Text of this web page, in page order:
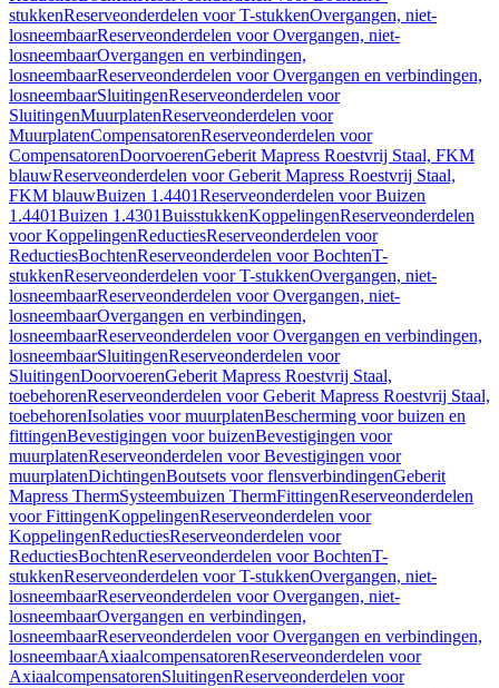
stukkenReserveonderdelen voor T-stukkenOvergangen, niet-
losneembaarReserveonderdelen voor Overgangen, niet-
losneembaarOvergangen en verbindingen,
losneembaarReserveonderdelen voor Overgangen en verbindingen,
losneembaarSluitingenReserveonderdelen voor
SluitingenMuurplatenReserveonderdelen voor
MuurplatenCompensatorenReserveonderdelen voor
CompensatorenDoorvoerenGeberit Mapress Roestvrij Staal, FKM
blauwReserveonderdelen voor Geberit Mapress Roestvrij Staal,
FKM blauwBuizen 1.4401Reserveonderdelen voor Buizen
1.4401Buizen 1.4301BuisstukkenKoppelingenReserveonderdelen
voor KoppelingenReductiesReserveonderdelen voor
ReductiesBochtenReserveonderdelen voor BochtenT-
stukkenReserveonderdelen voor T-stukkenOvergangen, niet-
losneembaarReserveonderdelen voor Overgangen, niet-
losneembaarOvergangen en verbindingen,
losneembaarReserveonderdelen voor Overgangen en verbindingen,
losneembaarSluitingenReserveonderdelen voor
SluitingenDoorvoerenGeberit Mapress Roestvrij Staal,
toebehorenReserveonderdelen voor Geberit Mapress Roestvrij Staal,
toebehorenIsolaties voor muurplatenBescherming voor buizen en
fittingenBevestigingen voor buizenBevestigingen voor
muurplatenReserveonderdelen voor Bevestigingen voor
muurplatenDichtingenBoutsets voor flensverbindingenGeberit
Mapress ThermSysteembuizen ThermFittingenReserveonderdelen
voor FittingenKoppelingenReserveonderdelen voor
KoppelingenReductiesReserveonderdelen voor
ReductiesBochtenReserveonderdelen voor BochtenT-
stukkenReserveonderdelen voor T-stukkenOvergangen, niet-
losneembaarReserveonderdelen voor Overgangen, niet-
losneembaarOvergangen en verbindingen,
losneembaarReserveonderdelen voor Overgangen en verbindingen,
losneembaarAxiaalcompensatorenReserveonderdelen voor
AxiaalcompensatorenSluitingenReserveonderdelen voor